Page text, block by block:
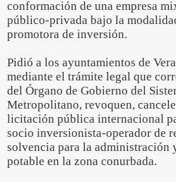
conformación de una empresa
público-privada bajo la
promotora de inversión.
Pidió a los ayuntamientos de
mediante el trámite legal que
del Órgano de Gobierno del
Metropolitano, revoquen,
licitación pública internacional
socio inversionista-operador de
solvencia para la administración
potable en la zona conurbada.